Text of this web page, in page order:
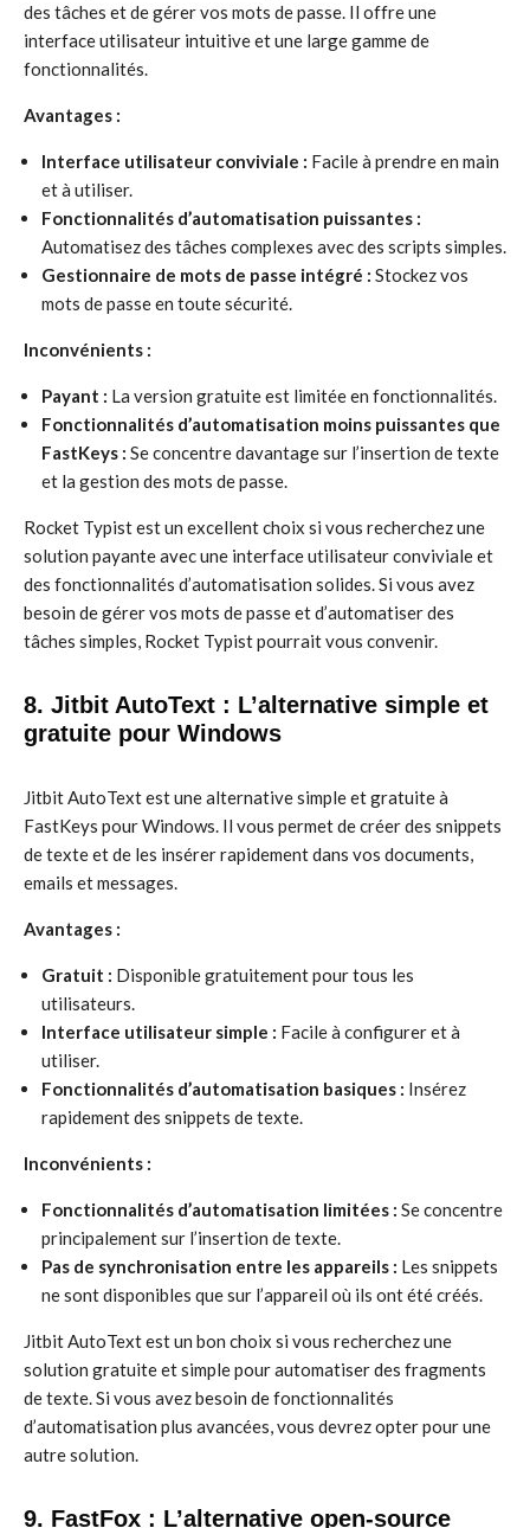
des tâches et de gérer vos mots de passe. Il offre une
interface utilisateur intuitive et une large gamme de
fonctionnalités.
Avantages :
Interface utilisateur conviviale : Facile à prendre en main
et à utiliser.
Fonctionnalités d’automatisation puissantes :
Automatisez des tâches complexes avec des scripts simples.
Gestionnaire de mots de passe intégré : Stockez vos
mots de passe en toute sécurité.
Inconvénients :
Payant : La version gratuite est limitée en fonctionnalités.
Fonctionnalités d’automatisation moins puissantes que
FastKeys : Se concentre davantage sur l’insertion de texte
et la gestion des mots de passe.
Rocket Typist est un excellent choix si vous recherchez une
solution payante avec une interface utilisateur conviviale et
des fonctionnalités d’automatisation solides. Si vous avez
besoin de gérer vos mots de passe et d’automatiser des
tâches simples, Rocket Typist pourrait vous convenir.
8. Jitbit AutoText : L’alternative simple et
gratuite pour Windows
Jitbit AutoText est une alternative simple et gratuite à
FastKeys pour Windows. Il vous permet de créer des snippets
de texte et de les insérer rapidement dans vos documents,
emails et messages.
Avantages :
Gratuit : Disponible gratuitement pour tous les
utilisateurs.
Interface utilisateur simple : Facile à configurer et à
utiliser.
Fonctionnalités d’automatisation basiques : Insérez
rapidement des snippets de texte.
Inconvénients :
Fonctionnalités d’automatisation limitées : Se concentre
principalement sur l’insertion de texte.
Pas de synchronisation entre les appareils : Les snippets
ne sont disponibles que sur l’appareil où ils ont été créés.
Jitbit AutoText est un bon choix si vous recherchez une
solution gratuite et simple pour automatiser des fragments
de texte. Si vous avez besoin de fonctionnalités
d’automatisation plus avancées, vous devrez opter pour une
autre solution.
9. FastFox : L’alternative open-source